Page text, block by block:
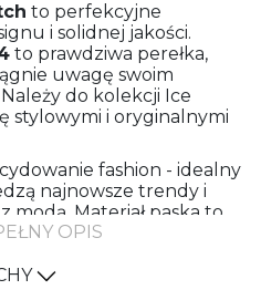
to perfekcyjne
i solidnej jakości.
to prawdziwa perełka,
uwagę swoim
do kolekcji Ice
stylowymi i oryginalnymi
fashion - idealny
najnowsze trendy i
Materiał paska to
jest nie tylko wygodny
sprawia, że zegarek jest
OPIS